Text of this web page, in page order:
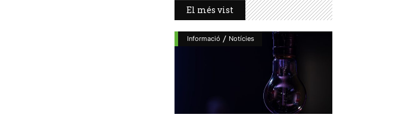
El més vist
Informació / Notícies